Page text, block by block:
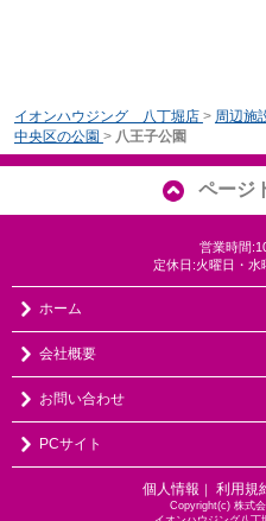
イオンハウジング 八丁堀店 > 周辺施
中央区の公園 > 八王子公園
ページ
営業時間
定休日:火曜日・水
ホーム
会社概要
お問い合わせ
PCサイト
個人情報 ｜ 利用規
Copyright(c) 株式